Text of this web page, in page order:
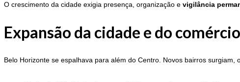
O crescimento da cidade exigia presença, organização e vigilância
Expansão da cidade e do comércio
Belo Horizonte se espalhava para além do Centro. Novos bairros